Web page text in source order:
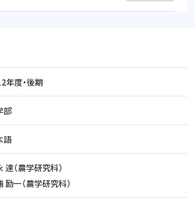
年度・後期
部
語
達（農学研究科）
励一（農学研究科）